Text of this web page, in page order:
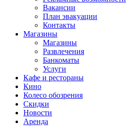
Вакансии
План эвакуации
Контакты
Магазины
Магазины
Развлечения
Банкоматы
Услуги
Кафе и рестораны
Кино
Колесо обозрения
Скидки
Новости
Аренда